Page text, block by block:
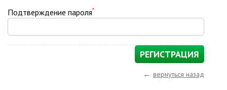
Подтверждение пароля*
← вернуться назад